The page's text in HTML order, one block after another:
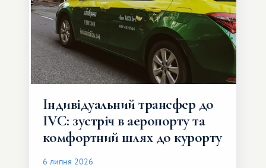
Індивідуальний трансфер до
IVC: зустріч в аеропорту та
комфортний шлях до курорту
6 липня 2026